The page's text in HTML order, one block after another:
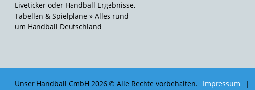
Liveticker oder Handball Ergebnisse,
Tabellen & Spielpläne » Alles rund
um Handball Deutschland
Unser Handball GmbH 2026 © Alle Rechte vorbehalten. Impressum |